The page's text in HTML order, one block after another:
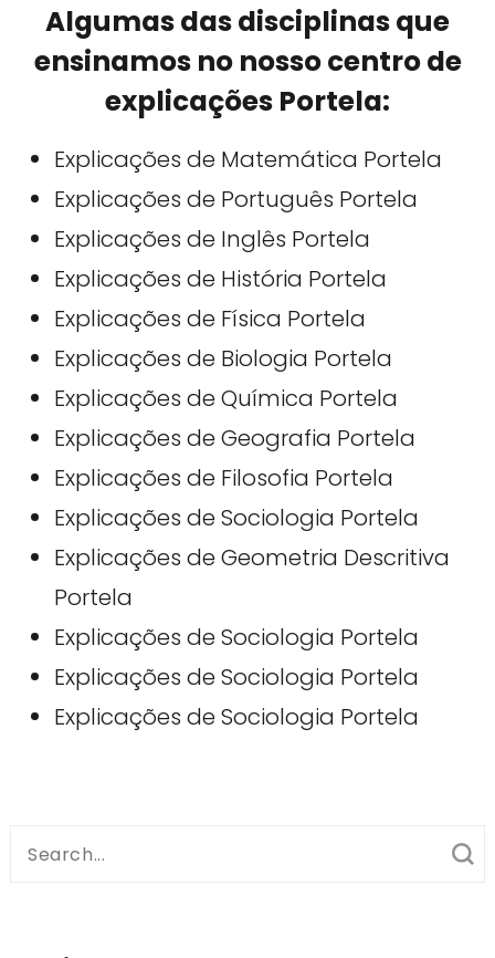
Algumas das disciplinas que
ensinamos no nosso centro de
explicações Portela:
Explicações de Matemática Portela
Explicações de Português Portela
Explicações de Inglês Portela
Explicações de História Portela
Explicações de Física Portela
Explicações de Biologia Portela
Explicações de Química Portela
Explicações de Geografia Portela
Explicações de Filosofia Portela
Explicações de Sociologia Portela
Explicações de Geometria Descritiva
Portela
Explicações de Sociologia Portela
Explicações de Sociologia Portela
Explicações de Sociologia Portela
Search